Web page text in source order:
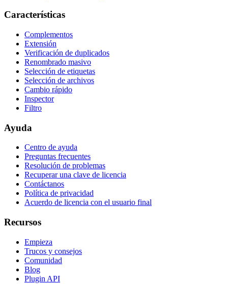
Características
Complementos
Extensión
Verificación de duplicados
Renombrado masivo
Selección de etiquetas
Selección de archivos
Cambio rápido
Inspector
Filtro
Ayuda
Centro de ayuda
Preguntas frecuentes
Resolución de problemas
Recuperar una clave de licencia
Contáctanos
Política de privacidad
Acuerdo de licencia con el usuario final
Recursos
Empieza
Trucos y consejos
Comunidad
Blog
Plugin API